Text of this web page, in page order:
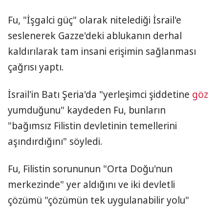
Fu, "İşgalci güç" olarak nitelediği İsrail'e
seslenerek Gazze'deki ablukanın derhal
kaldırılarak tam insani erişimin sağlanması
çağrısı yaptı.
İsrail'in Batı Şeria'da "yerleşimci şiddetine göz
yumduğunu" kaydeden Fu, bunların
"bağımsız Filistin devletinin temellerini
aşındırdığını" söyledi.
Fu, Filistin sorununun "Orta Doğu'nun
merkezinde" yer aldığını ve iki devletli
çözümü "çözümün tek uygulanabilir yolu"